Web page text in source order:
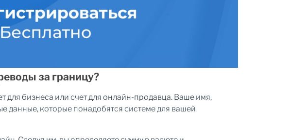
за границу?
для бизнеса или счет для онлайн-продавца. Ваше имя,
данные, которые понадобятся системе для вашей